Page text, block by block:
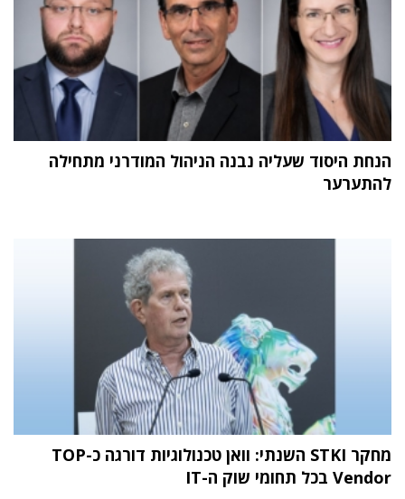
הנחת היסוד שעליה נבנה הניהול המודרני מתחילה
להתערער
מחקר STKI השנתי: וואן טכנולוגיות דורגה כ-TOP
Vendor בכל תחומי שוק ה-IT